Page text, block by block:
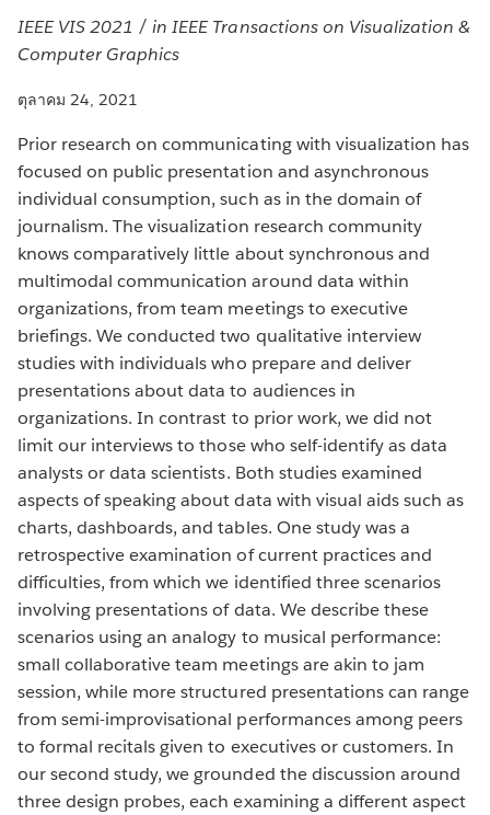
IEEE VIS 2021 / in IEEE Transactions on Visualization &
Computer Graphics
ตุลาคม 24, 2021
Prior research on communicating with visualization has
focused on public presentation and asynchronous
individual consumption, such as in the domain of
journalism. The visualization research community
knows comparatively little about synchronous and
multimodal communication around data within
organizations, from team meetings to executive
briefings. We conducted two qualitative interview
studies with individuals who prepare and deliver
presentations about data to audiences in
organizations. In contrast to prior work, we did not
limit our interviews to those who self-identify as data
analysts or data scientists. Both studies examined
aspects of speaking about data with visual aids such as
charts, dashboards, and tables. One study was a
retrospective examination of current practices and
difficulties, from which we identified three scenarios
involving presentations of data. We describe these
scenarios using an analogy to musical performance:
small collaborative team meetings are akin to jam
session, while more structured presentations can range
from semi-improvisational performances among peers
to formal recitals given to executives or customers. In
our second study, we grounded the discussion around
three design probes, each examining a different aspect